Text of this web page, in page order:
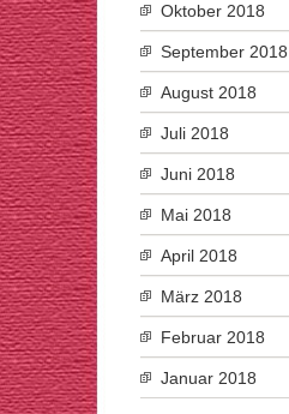
Oktober 2018
September 2018
August 2018
Juli 2018
Juni 2018
Mai 2018
April 2018
März 2018
Februar 2018
Januar 2018